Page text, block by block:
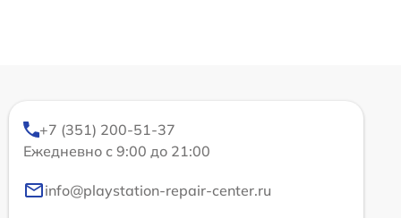
+7 (351) 200-51-37
Ежедневно с 9:00 до 21:00
info@playstation-repair-center.ru